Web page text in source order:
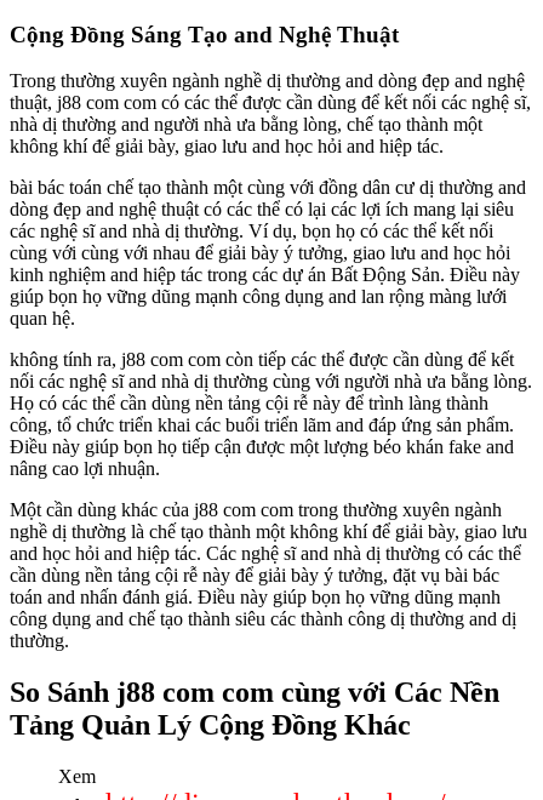
Cộng Đồng Sáng Tạo and Nghệ Thuật
Trong thường xuyên ngành nghề dị thường and dòng đẹp and nghệ
thuật, j88 com com có các thể được cần dùng để kết nối các nghệ sĩ,
nhà dị thường and người nhà ưa bằng lòng, chế tạo thành một
không khí để giải bày, giao lưu and học hỏi and hiệp tác.
bài bác toán chế tạo thành một cùng với đồng dân cư dị thường and
dòng đẹp and nghệ thuật có các thể có lại các lợi ích mang lại siêu
các nghệ sĩ and nhà dị thường. Ví dụ, bọn họ có các thể kết nối
cùng với cùng với nhau để giải bày ý tưởng, giao lưu and học hỏi
kinh nghiệm and hiệp tác trong các dự án Bất Động Sản. Điều này
giúp bọn họ vững dũng mạnh công dụng and lan rộng màng lưới
quan hệ.
không tính ra, j88 com com còn tiếp các thể được cần dùng để kết
nối các nghệ sĩ and nhà dị thường cùng với người nhà ưa bằng lòng.
Họ có các thể cần dùng nền tảng cội rễ này để trình làng thành
công, tổ chức triển khai các buổi triển lãm and đáp ứng sản phẩm.
Điều này giúp bọn họ tiếp cận được một lượng béo khán fake and
nâng cao lợi nhuận.
Một cần dùng khác của j88 com com trong thường xuyên ngành
nghề dị thường là chế tạo thành một không khí để giải bày, giao lưu
and học hỏi and hiệp tác. Các nghệ sĩ and nhà dị thường có các thể
cần dùng nền tảng cội rễ này để giải bày ý tưởng, đặt vụ bài bác
toán and nhấn đánh giá. Điều này giúp bọn họ vững dũng mạnh
công dụng and chế tạo thành siêu các thành công dị thường and dị
thường.
So Sánh j88 com com cùng với Các Nền
Tảng Quản Lý Cộng Đồng Khác
Xem